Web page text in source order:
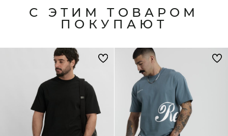
С ЭТИМ ТОВАРОМ
ПОКУПАЮТ